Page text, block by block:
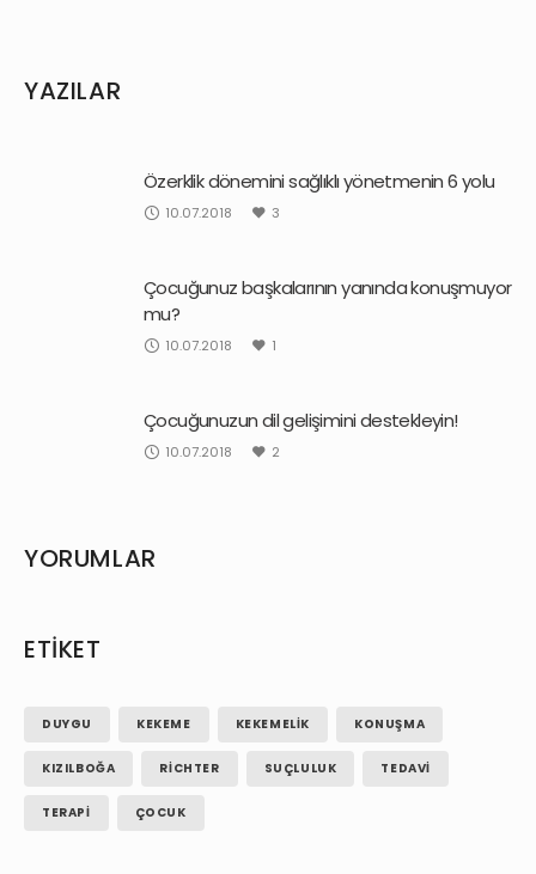
YAZILAR
Özerklik dönemini sağlıklı yönetmenin 6 yolu
10.07.2018 3
Çocuğunuz başkalarının yanında konuşmuyor
mu?
10.07.2018 1
Çocuğunuzun dil gelişimini destekleyin!
10.07.2018 2
YORUMLAR
ETIKET
DUYGU KEKEME KEKEMELIK KONUŞMA
KIZILBOĞA RICHTER SUÇLULUK TEDAVI
TERAPI ÇOCUK